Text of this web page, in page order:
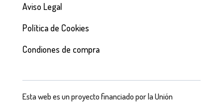
Aviso Legal
Política de Cookies
Condiones de compra
Esta web es un proyecto financiado por la Unión